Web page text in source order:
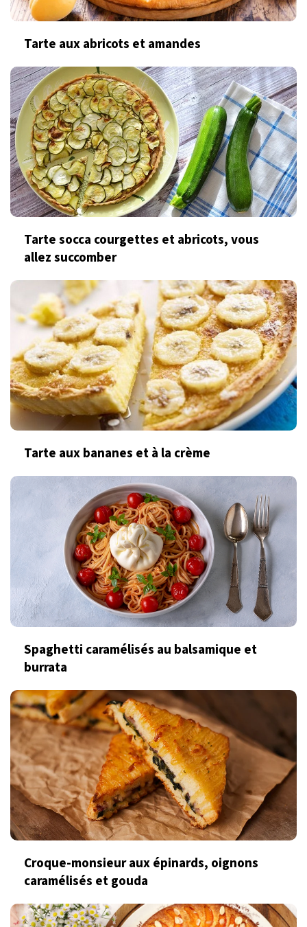
Tarte aux abricots et amandes
Tarte socca courgettes et abricots, vous
allez succomber
Tarte aux bananes et à la crème
Spaghetti caramélisés au balsamique et
burrata
Croque-monsieur aux épinards, oignons
caramélisés et gouda